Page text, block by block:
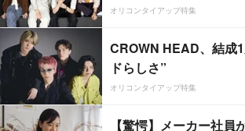
オリコンタイアップ特集
CROWN HEAD、結成
ドらしさ”
オリコンタイアップ特集
【驚愕】メーカー社員